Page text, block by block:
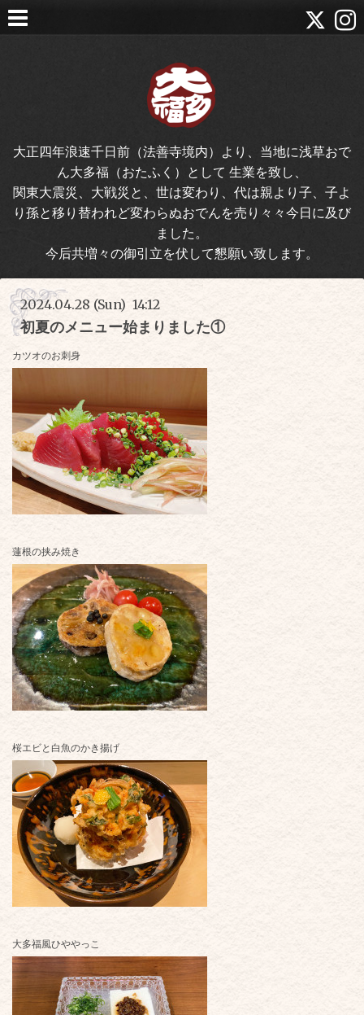
大正四年浪速千日前（法善寺境内）より、当地に浅草おで
ん大多福（おたふく）として 生業を致し、
関東大震災、大戦災と、世は変わり、代は親より子、子よ
り孫と移り替われど変わらぬおでんを売り々々今日に及び
ました。
今后共増々の御引立を伏して懇願い致します。
2024.04.28 (Sun) 14:12
初夏のメニュー始まりました①
カツオのお刺身
蓮根の挟み焼き
桜エビと白魚のかき揚げ
大多福風ひややっこ